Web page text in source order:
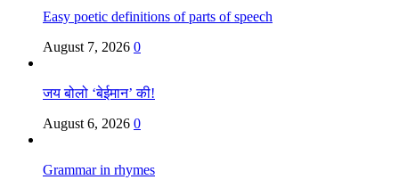
Easy poetic definitions of parts of speech
August 7, 2026 0
जय बोलो ‘बेईमान’ की!
August 6, 2026 0
Grammar in rhymes